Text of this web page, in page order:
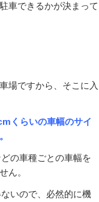
車できるかが決まって
場ですから、そこに入
くらいの車幅のサイ
の車種ごとの車幅を
ん。
いので、必然的に機